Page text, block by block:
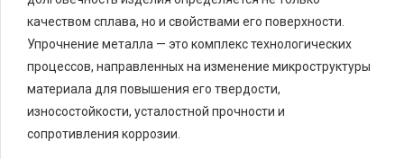
качеством сплава, но и свойствами его поверхности.
Упрочнение металла — это комплекс технологических
процессов, направленных на изменение микроструктуры
материала для повышения его твердости,
износостойкости, усталостной прочности и
сопротивления коррозии.